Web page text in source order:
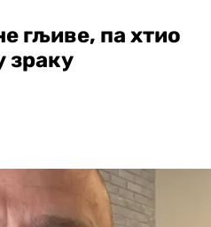
гљиве, па хтио
зраку